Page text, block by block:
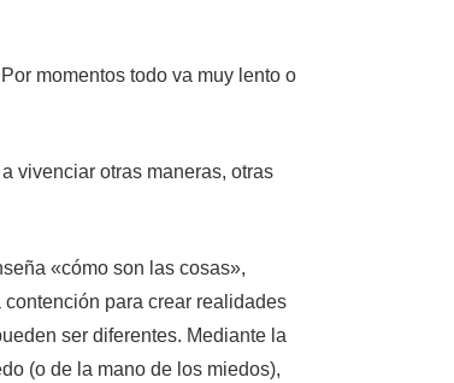
momentos todo va muy lento o
vivenciar otras maneras, otras
«cómo son las cosas»,
para crear realidades
ser diferentes. Mediante la
(o de la mano de los miedos),